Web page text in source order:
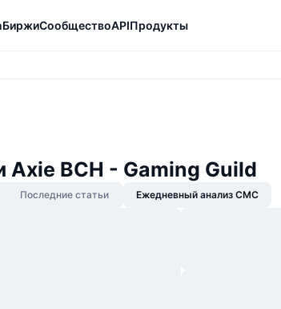
БиржиСообществоAPIПродукты
Axie BCH - Gaming Guild
Последние статьи Ежедневный анализ CMC